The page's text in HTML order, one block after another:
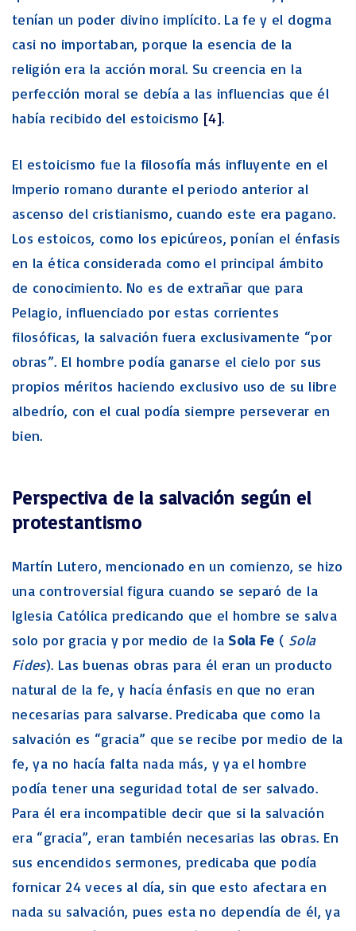
tenían un poder divino implícito. La fe y el dogma
casi no importaban, porque la esencia de la
religión era la acción moral. Su creencia en la
perfección moral se debía a las influencias que él
había recibido del estoicismo [4].
El estoicismo fue la filosofía más influyente en el
Imperio romano durante el periodo anterior al
ascenso del cristianismo, cuando este era pagano.
Los estoicos, como los epicúreos, ponían el énfasis
en la ética considerada como el principal ámbito
de conocimiento. No es de extrañar que para
Pelagio, influenciado por estas corrientes
filosóficas, la salvación fuera exclusivamente “por
obras”. El hombre podía ganarse el cielo por sus
propios méritos haciendo exclusivo uso de su libre
albedrío, con el cual podía siempre perseverar en
bien.
Perspectiva de la salvación según el
protestantismo
Martín Lutero, mencionado en un comienzo, se hizo
una controversial figura cuando se separó de la
Iglesia Católica predicando que el hombre se salva
solo por gracia y por medio de la Sola Fe ( Sola
Fides). Las buenas obras para él eran un producto
natural de la fe, y hacía énfasis en que no eran
necesarias para salvarse. Predicaba que como la
salvación es “gracia” que se recibe por medio de la
fe, ya no hacía falta nada más, y ya el hombre
podía tener una seguridad total de ser salvado.
Para él era incompatible decir que si la salvación
era “gracia”, eran también necesarias las obras. En
sus encendidos sermones, predicaba que podía
fornicar 24 veces al día, sin que esto afectara en
nada su salvación, pues esta no dependía de él, ya